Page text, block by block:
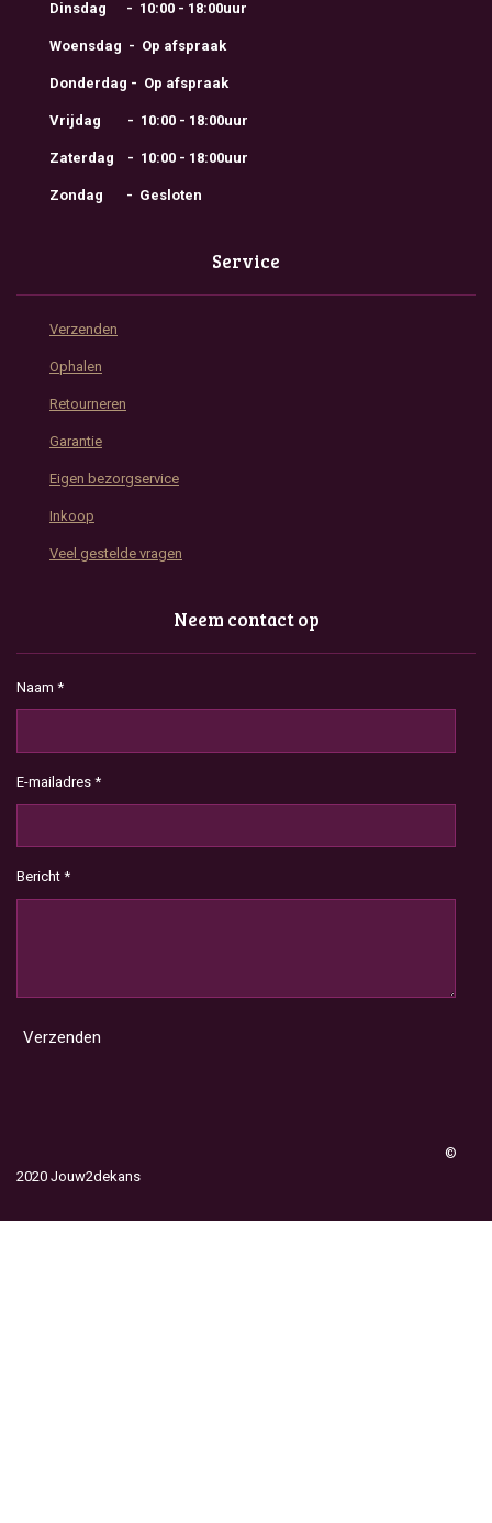
Dinsdag - 10:00 - 18:00uur
Woensdag - Op afspraak
Donderdag - Op afspraak
Vrijdag - 10:00 - 18:00uur
Zaterdag - 10:00 - 18:00uur
Zondag - Gesloten
Service
Verzenden
Ophalen
Retourneren
Garantie
Eigen bezorgservice
Inkoop
Veel gestelde vragen
Neem contact op
Naam *
E-mailadres *
Bericht *
Verzenden
©
2020 Jouw2dekans